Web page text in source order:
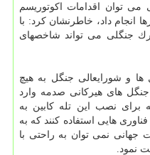
توان اقدامات اكوتوریسم
انجام داد، خاطرنشان كرد: با
جنگلی می تواند شاخصهای
و شورایعالی جنگل به هیچ
های هیركانی صدمه وارد
برای نصب این تله كابین به
هایی استفاده كنند كه به
جهانی نمی توان به راحتی با
نمود.